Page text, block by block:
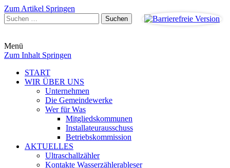
Zum Artikel Springen
Suchen
nach:
Menü
Zum Inhalt Springen
START
WIR ÜBER UNS
Unternehmen
Die Gemeindewerke
Wer für Was
Mitgliedskommunen
Installateurausschuss
Betriebskommission
AKTUELLES
Ultraschallzähler
Kontakte Wasserzählerableser